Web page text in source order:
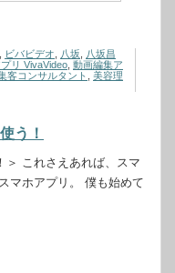
ビバビデオ 八坂
八坂昌
リ VivaVideo 動画編集ア
客コンサルタント
美容理
う！
これさえあれば、スマ
マホアプリ。 僕も始めて